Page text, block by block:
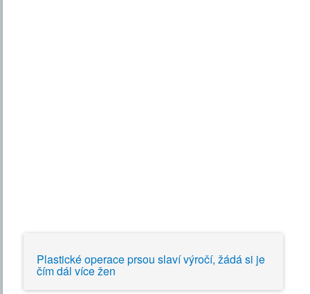
Plastické operace prsou slaví výročí, žádá si je
čím dál více žen